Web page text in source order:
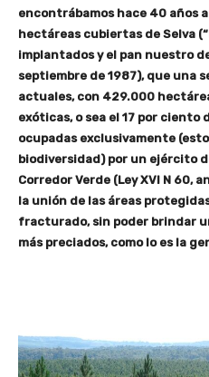
encontrábamos hace 40 años
hectáreas cubiertas de Selva
implantados y el pan nuestro
septiembre de 1987), que una
actuales, con 429.000
exóticas, o sea el 17 por ciento
ocupadas exclusivamente
biodiversidad) por un ejército
Corredor Verde (Ley XVI N 60,
la unión de las áreas
fracturado, sin poder brindar
más preciados, como lo es la